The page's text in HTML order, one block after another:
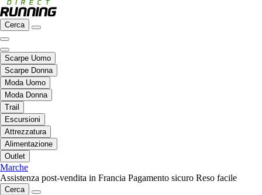
Cerca
Scarpe Uomo
Scarpe Donna
Moda Uomo
Moda Donna
Trail
Escursioni
Attrezzatura
Alimentazione
Outlet
Marche
Assistenza post-vendita in Francia Pagamento sicuro Reso facile
Cerca